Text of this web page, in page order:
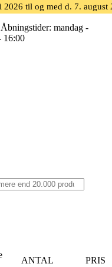
til og med d. 7. august
Åbningstider: mandag -
16:00
ANTAL PRIS